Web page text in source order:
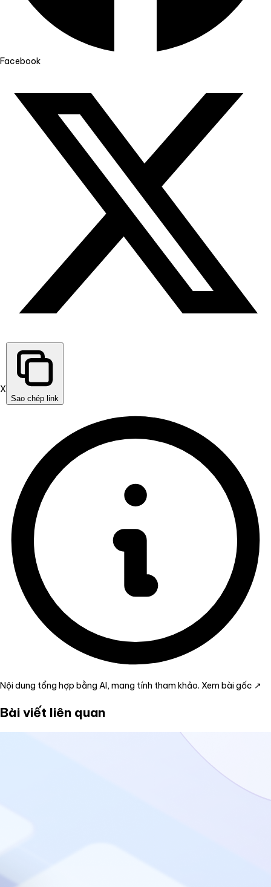
Facebook
X
Sao chép link
Nội dung tổng hợp bằng AI, mang tính tham khảo. Xem bài gốc ↗
Bài viết liên quan